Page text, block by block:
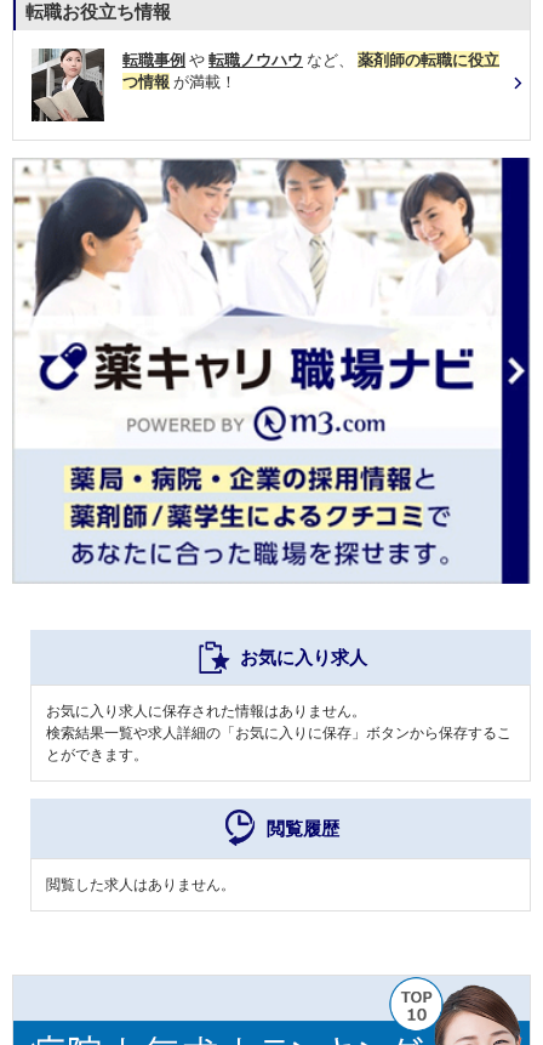
転職お役立ち情報
転職事例 や 転職ノウハウ など、 薬剤師の転職に役立
つ情報 が満載！
お気に入り求人
お気に入り求人に保存された情報はありません。
検索結果一覧や求人詳細の「お気に入りに保存」ボタンから保存するこ
とができます。
閲覧履歴
閲覧した求人はありません。